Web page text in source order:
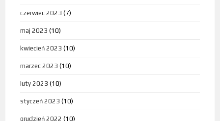
czerwiec 2023 (7)
maj 2023 (10)
kwiecień 2023 (10)
marzec 2023 (10)
luty 2023 (10)
styczeń 2023 (10)
grudzień 2022 (10)